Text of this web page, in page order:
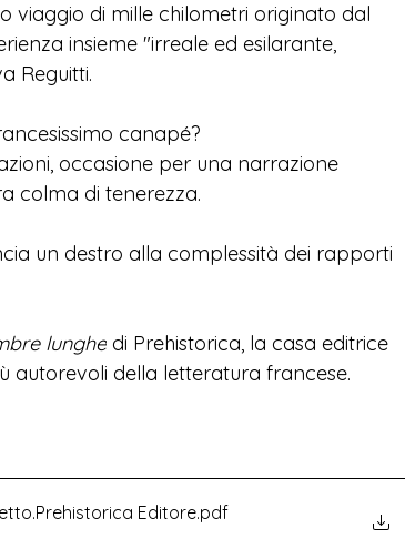
viaggio di mille chilometri originato dal
insieme "irreale ed esilarante,
Reguitti.
canapé?
occasione per una narrazione
colma di tenerezza.
un destro alla complessità dei rapporti
lunghe di Prehistorica, la casa editrice
autorevoli della letteratura francese.
Editore.pdf